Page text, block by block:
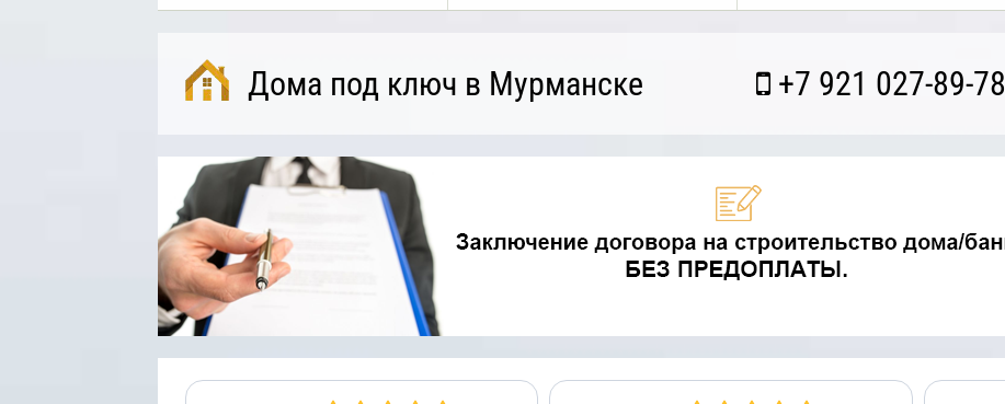
Дома под ключ в Мурманске +7 921 027-89-78